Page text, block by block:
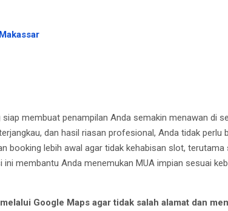
membuat penampilan Anda semakin menawan di
dan hasil riasan profesional, Anda tidak perlu
booking lebih awal agar tidak kehabisan slot, terutama
membantu Anda menemukan MUA impian sesuai
Google Maps agar tidak salah alamat dan